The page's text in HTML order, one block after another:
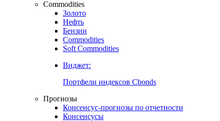
Commodities
Золото
Нефть
Бензин
Commodities
Soft Commodities
Виджет:
Портфели индексов Cbonds
Прогнозы
Консенсус-прогнозы по отчетности
Консенсусы